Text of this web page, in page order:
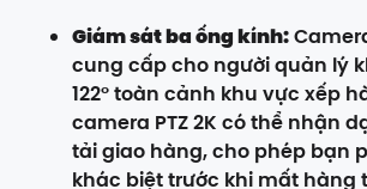
Giám sát ba ống kính:
cung cấp cho người quản lý
122° toàn cảnh khu vực xếp
camera PTZ 2K có thể nhận
tải giao hàng, cho phép bạn
khác biệt trước khi mất hàng